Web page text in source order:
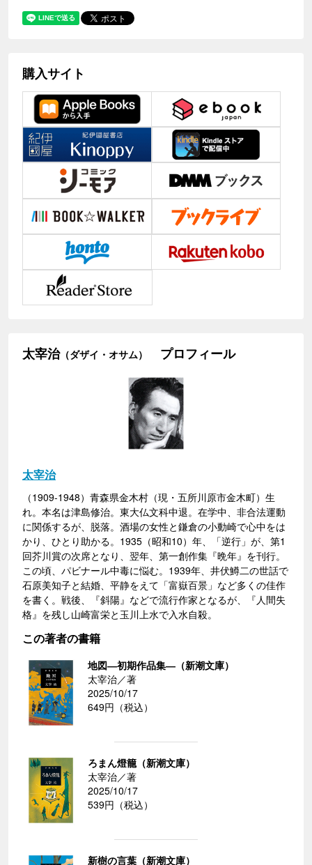
購入サイト
太宰治（ダザイ・オサム） プロフィール
太宰治
（1909-1948）青森県金木村（現・五所川原市金木町）生
れ。本名は津島修治。東大仏文科中退。在学中、非合法運動
に関係するが、脱落。酒場の女性と鎌倉の小動崎で心中をは
かり、ひとり助かる。1935（昭和10）年、「逆行」が、第1
回芥川賞の次席となり、翌年、第一創作集『晩年』を刊行。
この頃、パビナール中毒に悩む。1939年、井伏鱒二の世話で
石原美知子と結婚、平静をえて「富嶽百景」など多くの佳作
を書く。戦後、『斜陽』などで流行作家となるが、『人間失
格』を残し山崎富栄と玉川上水で入水自殺。
この著者の書籍
地図―初期作品集―（新潮文庫）
太宰治／著
2025/10/17
649円（税込）
ろまん燈籠（新潮文庫）
太宰治／著
2025/10/17
539円（税込）
新樹の言葉（新潮文庫）